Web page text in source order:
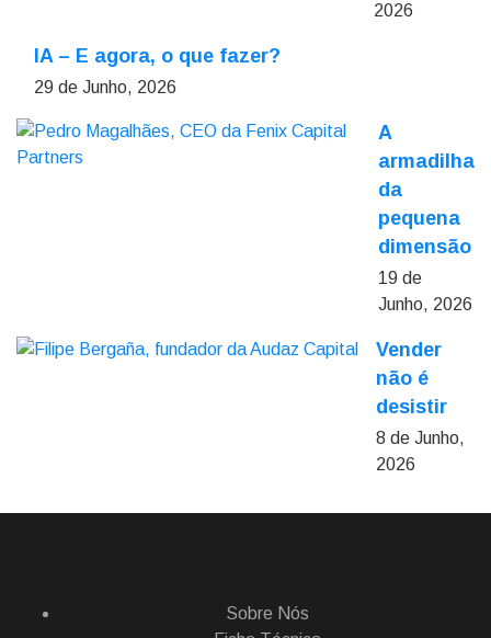
2026
IA – E agora, o que fazer?
29 de Junho, 2026
A
armadilha
da
pequena
dimensão
19 de
Junho, 2026
Vender
não é
desistir
8 de Junho,
2026
Sobre Nós